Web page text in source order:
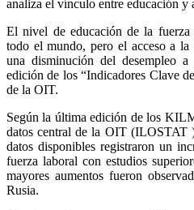
analiza el vínculo entre educación y
El nivel de educación de la fuerza
todo el mundo, pero el acceso a la
una disminución del desempleo
edición de los “Indicadores Clave
de la OIT.
Según la última edición de los
datos central de la OIT (ILOSTAT
datos disponibles registraron un
fuerza laboral con estudios
mayores aumentos fueron
Rusia.